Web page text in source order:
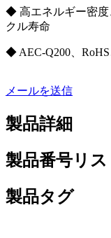
◆ 高エネルギー密度
クル寿命
◆ AEC-Q200、
メールを送信
製品詳細
製品番号リス
製品タグ